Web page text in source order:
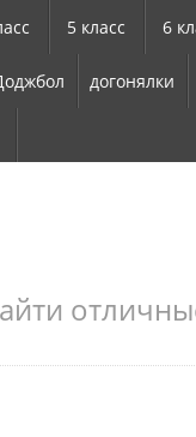
5 класс 6
догонялки